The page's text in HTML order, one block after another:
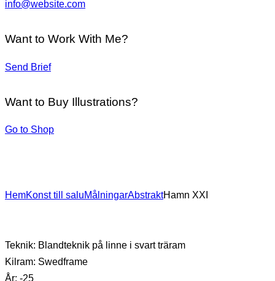
info@website.com
Want to Work With Me?
Send Brief
Want to Buy Illustrations?
Go to Shop
HemKonst till saluMålningarAbstraktHamn XXI
Teknik: Blandteknik på linne i svart träram
Kilram: Swedframe
År: -25